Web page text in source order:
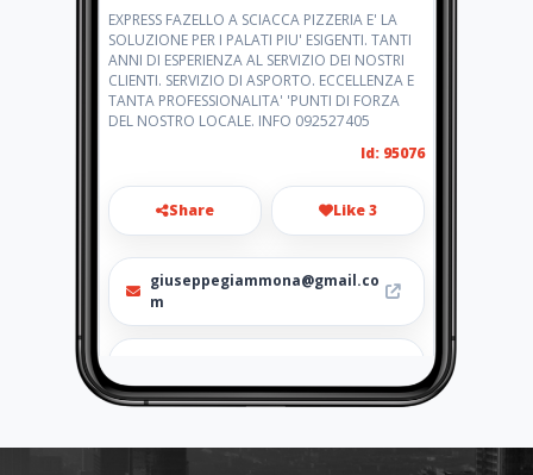
EXPRESS FAZELLO A SCIACCA PIZZERIA E' LA
SOLUZIONE PER I PALATI PIU' ESIGENTI. TANTI
ANNI DI ESPERIENZA AL SERVIZIO DEI NOSTRI
CLIENTI. SERVIZIO DI ASPORTO. ECCELLENZA E
TANTA PROFESSIONALITA' 'PUNTI DI FORZA
DEL NOSTRO LOCALE. INFO 092527405
Id: 95076
Share Like 3
giuseppegiammona@gmail.co
m
ebs.com/